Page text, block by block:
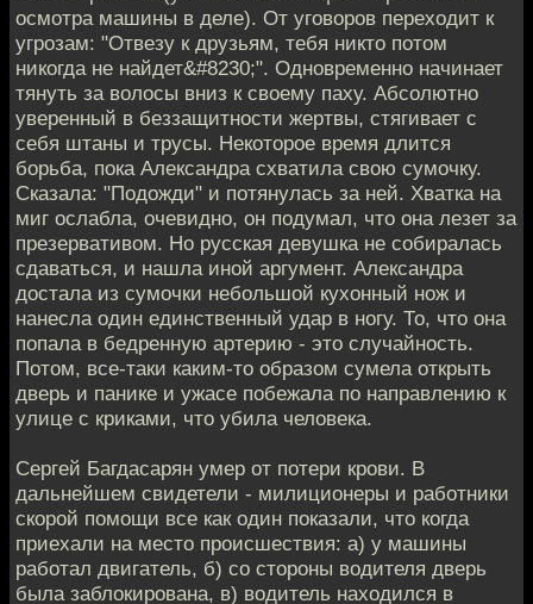
осмотра машины в деле). От уговоров переходит к
угрозам: "Отвезу к друзьям, тебя никто потом
никогда не найдет&#8230;". Одновременно начинает
тянуть за волосы вниз к своему паху. Абсолютно
уверенный в беззащитности жертвы, стягивает с
себя штаны и трусы. Некоторое время длится
борьба, пока Александра схватила свою сумочку.
Сказала: "Подожди" и потянулась за ней. Хватка на
миг ослабла, очевидно, он подумал, что она лезет за
презервативом. Но русская девушка не собиралась
сдаваться, и нашла иной аргумент. Александра
достала из сумочки небольшой кухонный нож и
нанесла один единственный удар в ногу. То, что она
попала в бедренную артерию - это случайность.
Потом, все-таки каким-то образом сумела открыть
дверь и панике и ужасе побежала по направлению к
улице с криками, что убила человека.
Сергей Багдасарян умер от потери крови. В
дальнейшем свидетели - милиционеры и работники
скорой помощи все как один показали, что когда
приехали на место происшествия: а) у машины
работал двигатель, б) со стороны водителя дверь
была заблокирована, в) водитель находился в